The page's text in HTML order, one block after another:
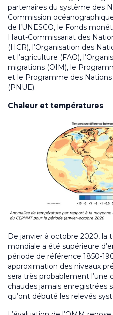
partenaires du système des
Commission
de l’UNESCO, le Fonds
Haut-Commissariat des
(HCR), l’Organisation des
et l’agriculture (FAO),
migrations (OIM), le
et le Programme des
(PNUE).
Chaleur et températures
De janvier à octobre 2020,
mondiale a été supérieure
période de référence 1850-
approximation des niveaux
sera très probablement l’une
chaudes jamais enregistrées
qu’ont débuté les relevés